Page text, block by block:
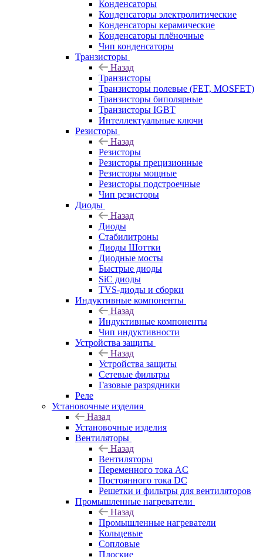
Конденсаторы
Конденсаторы электролитические
Конденсаторы керамические
Конденсаторы плёночные
Чип конденсаторы
Транзисторы
Назад
Транзисторы
Транзисторы полевые (FET, MOSFET)
Транзисторы биполярные
Транзисторы IGBT
Интеллектуальные ключи
Резисторы
Назад
Резисторы
Резисторы прецизионные
Резисторы мощные
Резисторы подстроечные
Чип резисторы
Диоды
Назад
Диоды
Стабилитроны
Диоды Шоттки
Диодные мосты
Быстрые диоды
SiC диоды
TVS-диоды и сборки
Индуктивные компоненты
Назад
Индуктивные компоненты
Чип индуктивности
Устройства защиты
Назад
Устройства защиты
Сетевые фильтры
Газовые разрядники
Реле
Установочные изделия
Назад
Установочные изделия
Вентиляторы
Назад
Вентиляторы
Переменного тока AC
Постоянного тока DC
Решетки и фильтры для вентиляторов
Промышленные нагреватели
Назад
Промышленные нагреватели
Кольцевые
Сопловые
Плоские